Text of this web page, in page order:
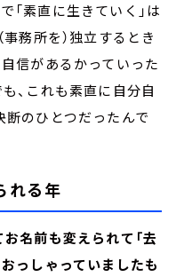
「素直に生きていく」は
務所を）独立するとき
信があるかっていった
、これも素直に自分自
のひとつだったんで
れる年
名前も変えられて「去
っしゃっていましたも